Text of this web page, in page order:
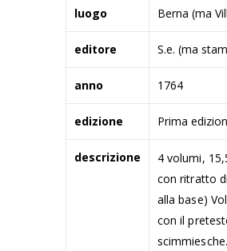
luogo Berna (ma
editore S.e. (ma
anno 1764
edizione Prima
descrizione
4 volumi,
con ritratto
alla base)
con il
scimmiesche.